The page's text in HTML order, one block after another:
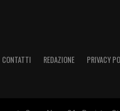
CONTATTI REDAZIONE PRIVACY